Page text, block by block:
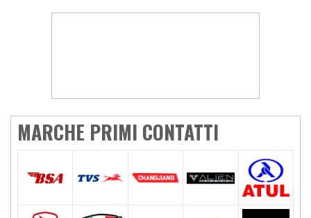
MARCHE PRIMI CONTATTI